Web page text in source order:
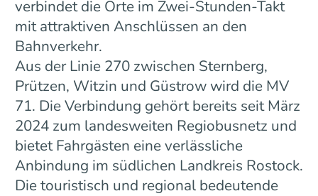
verbindet die Orte im Zwei-Stunden-Takt
mit attraktiven Anschlüssen an den
Bahnverkehr.
Aus der Linie 270 zwischen Sternberg,
Prützen, Witzin und Güstrow wird die MV
71. Die Verbindung gehört bereits seit März
2024 zum landesweiten Regiobusnetz und
bietet Fahrgästen eine verlässliche
Anbindung im südlichen Landkreis Rostock.
Die touristisch und regional bedeutende